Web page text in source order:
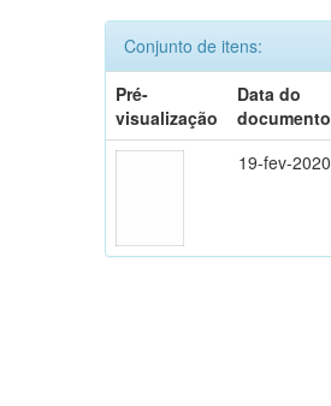
Conjunto de itens:
Pré-
visualização
Data do
documento
19-fev-2020